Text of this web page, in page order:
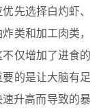
先选择白灼虾、
类和加工肉类，
仅增加了进食的
的是让大脑有足
速升高而导致的暴